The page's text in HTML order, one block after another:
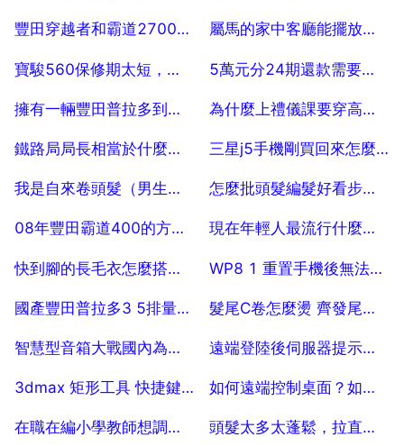
2025-07-24 2025-07-24
豐田穿越者和霸道2700哪個省油？
2025-07-24
屬馬的家中客廳能擺放金錢虎嗎
2025-07-24
寶駿560保修期太短，說明質量不咋的？
2025-07-24
5萬元分24期還款需要多少利息謝謝
2025-07-24
擁有一輛豐田普拉多到底是一種什麼樣的體驗
2025-07-24
為什麼上禮儀課要穿高跟鞋
2025-07-24
鐵路局局長相當於什麼級別
2025-07-24
三星j5手機剛買回來怎麼進入過程
2025-07-24
我是自來卷頭髮（男生），留什麼樣的髮型好看啊，看著精神洋氣點的。
2025-07-24
怎麼批頭髮編髮好看步驟，怎樣用編髮器編頭髮？
2025-07-24
08年豐田霸道400的方向盤很沉正常嗎
2025-07-24
現在年輕人最流行什麼髮型呀？
2025-07-24
快到腳的長毛衣怎麼搭配，，外邊穿什麼
2025-07-24
WP8 1 重置手機後無法登陸微軟賬戶和諾基亞賬戶
2025-07-24
國產豐田普拉多3 5排量有沒有手動擋的
2025-07-24
髮尾C卷怎麼燙 齊發尾燙捲髮
2025-07-24
智慧型音箱大戰國內為何沒啥動靜？
2025-07-24
遠端登陸後伺服器提示系統正在關機
2025-07-24
3dmax 矩形工具 快捷鍵是哪個
2025-07-24
如何遠端控制桌面？如何用QQ遠端控制對方電腦？
2025-07-24
在職在編小學教師想調入初中,怎麼做？ 頭髮太多太蓬鬆，拉直又怕太直板怎麼辦？